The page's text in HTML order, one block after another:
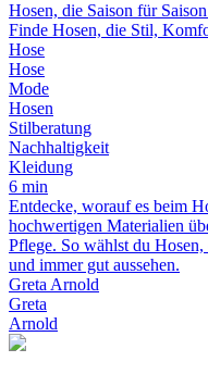
Hosen, die Saison für
Finde Hosen, die Stil,
Hose
Hose
Mode
Hosen
Stilberatung
Nachhaltigkeit
Kleidung
6 min
Entdecke, worauf es beim
hochwertigen Materialien
Pflege. So wählst du
und immer gut aussehen.
Greta Arnold
Greta
Arnold